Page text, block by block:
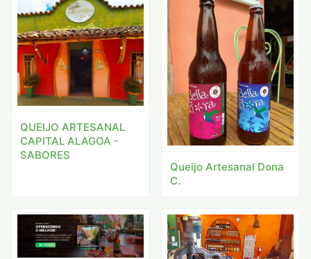
QUEIJO ARTESANAL
CAPITAL ALAGOA -
SABORES
Queijo Artesanal Dona
C.